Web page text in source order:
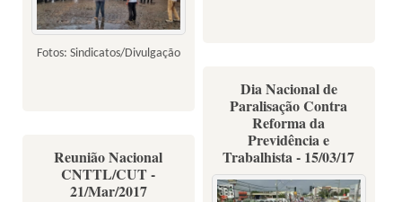
Fotos: Sindicatos/Divulgação
Dia Nacional de
Paralisação Contra
Reforma da
Previdência e
Trabalhista - 15/03/17
Reunião Nacional
CNTTL/CUT -
21/Mar/2017